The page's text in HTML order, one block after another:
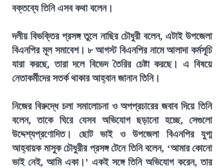
বক্তব্যে তিনি এসব কথা বলেন।
দলীয় বিভক্তির প্রসঙ্গ তুলে নাছির চৌধুরী বলেন, এটাই উপজেলা
বিএনপির মূল সমাবেশ। ৮ আগস্ট বিএনপির নামে আলাদা কর্মসূচি
যারা করছে, তারা দলে বিভেদ তৈরির চেষ্টা করছে। এ বিষয়ে
নেতাকর্মীদের সতর্ক থাকার আহ্বান জানান তিনি।
নিজের বিরুদ্ধে চলা সমালোচনা ও অপপ্রচারের জবাব দিয়ে তিনি
বলেন, তাকে ঘিরে যেসব অভিযোগ ছড়ানো হচ্ছে, সেগুলো
উদ্দেশ্যপ্রণোদিত। ছোট ভাই ও উপজেলা বিএনপির যুগ্ম
আহ্বায়ক মাসুক চৌধুরীর প্রসঙ্গ টেনে তিনি বলেন, ‘আমার কোনো
ভাই নেই, আমি একা।’ একই সঙ্গে তিনি অভিযোগ করেন, তার